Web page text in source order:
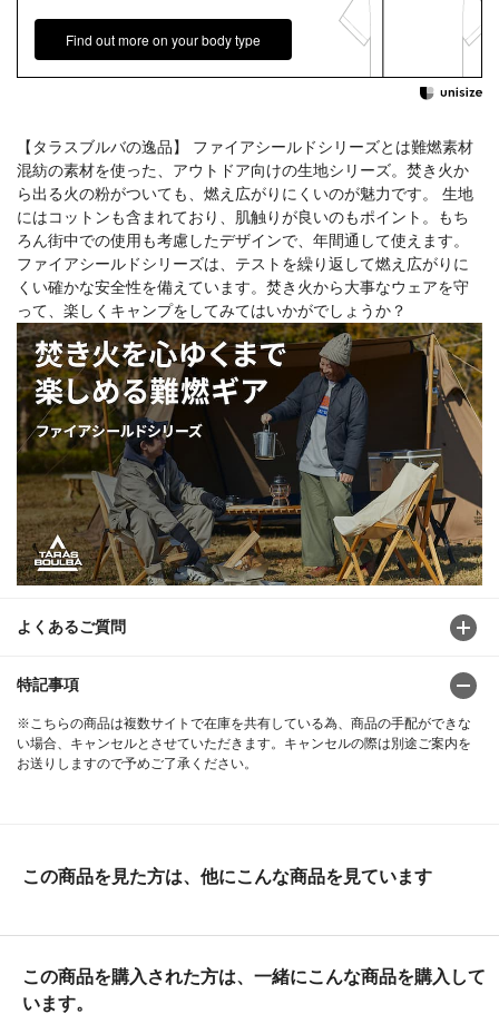
【タラスブルバの逸品】 ファイアシールドシリーズとは難燃素材
混紡の素材を使った、アウトドア向けの生地シリーズ。焚き火か
ら出る火の粉がついても、燃え広がりにくいのが魅力です。 生地
にはコットンも含まれており、肌触りが良いのもポイント。もち
ろん街中での使用も考慮したデザインで、年間通して使えます。
ファイアシールドシリーズは、テストを繰り返して燃え広がりに
くい確かな安全性を備えています。焚き火から大事なウェアを守
って、楽しくキャンプをしてみてはいかがでしょうか？
よくあるご質問
特記事項
※こちらの商品は複数サイトで在庫を共有している為、商品の手配ができな
い場合、キャンセルとさせていただきます。キャンセルの際は別途ご案内を
お送りしますので予めご了承ください。
Find out more on your body type
この商品を見た方は、他にこんな商品を見ています
この商品を購入された方は、一緒にこんな商品を購入して
います。